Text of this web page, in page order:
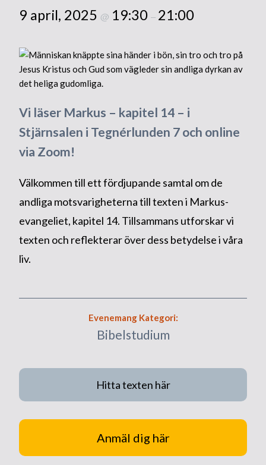
9 april, 2025 @ 19:30 – 21:00
Vi läser Markus – kapitel 14 – i
Stjärnsalen i Tegnérlunden 7 och online
via Zoom!
Välkommen till ett fördjupande samtal om de
andliga motsvarigheterna till texten i Markus-
evangeliet, kapitel 14. Tillsammans utforskar vi
texten och reflekterar över dess betydelse i våra
liv.
Evenemang Kategori:
Bibelstudium
Hitta texten här
Anmäl dig här